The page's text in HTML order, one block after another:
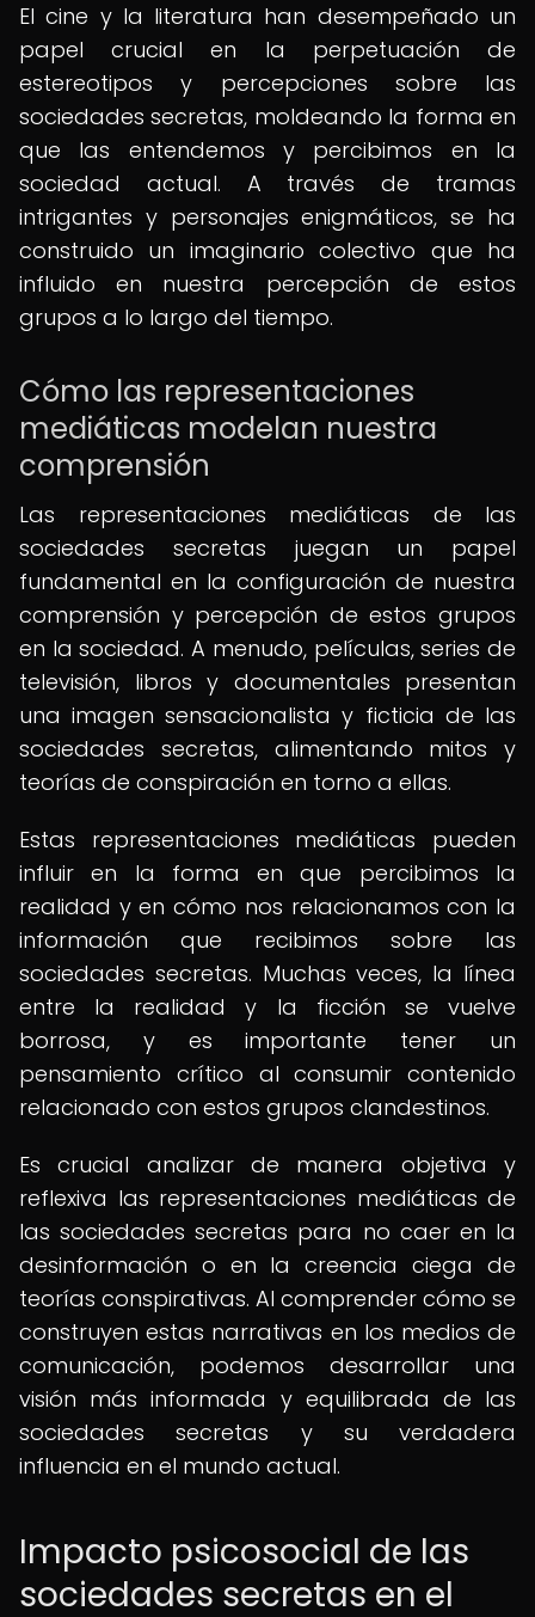
El cine y la literatura han desempeñado un
papel crucial en la perpetuación de
estereotipos y percepciones sobre las
sociedades secretas, moldeando la forma en
que las entendemos y percibimos en la
sociedad actual. A través de tramas
intrigantes y personajes enigmáticos, se ha
construido un imaginario colectivo que ha
influido en nuestra percepción de estos
grupos a lo largo del tiempo.
Cómo las representaciones
mediáticas modelan nuestra
comprensión
Las representaciones mediáticas de las
sociedades secretas juegan un papel
fundamental en la configuración de nuestra
comprensión y percepción de estos grupos
en la sociedad. A menudo, películas, series de
televisión, libros y documentales presentan
una imagen sensacionalista y ficticia de las
sociedades secretas, alimentando mitos y
teorías de conspiración en torno a ellas.
Estas representaciones mediáticas pueden
influir en la forma en que percibimos la
realidad y en cómo nos relacionamos con la
información que recibimos sobre las
sociedades secretas. Muchas veces, la línea
entre la realidad y la ficción se vuelve
borrosa, y es importante tener un
pensamiento crítico al consumir contenido
relacionado con estos grupos clandestinos.
Es crucial analizar de manera objetiva y
reflexiva las representaciones mediáticas de
las sociedades secretas para no caer en la
desinformación o en la creencia ciega de
teorías conspirativas. Al comprender cómo se
construyen estas narrativas en los medios de
comunicación, podemos desarrollar una
visión más informada y equilibrada de las
sociedades secretas y su verdadera
influencia en el mundo actual.
Impacto psicosocial de las
sociedades secretas en el